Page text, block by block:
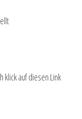
klick auf diesen Link